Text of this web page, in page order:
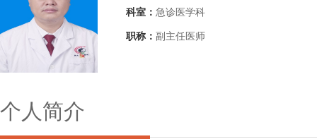
科室： 急诊医学科
职称： 副主任医师
个人简介